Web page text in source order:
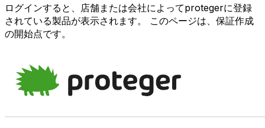
ログインすると、店舗または会社によってprotegerに登録
されている製品が表示されます。 このページは、保証作成
の開始点です。